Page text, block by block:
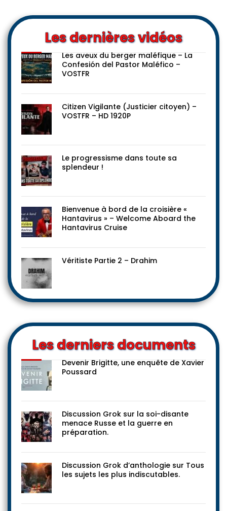
Les dernières vidéos
Les aveux du berger maléfique – La
Confesión del Pastor Maléfico –
VOSTFR
Citizen Vigilante (Justicier citoyen) –
VOSTFR – HD 1920P
Le progressisme dans toute sa
splendeur !
Bienvenue à bord de la croisière «
Hantavirus » – Welcome Aboard the
Hantavirus Cruise
Véritiste Partie 2 – Drahim
Les derniers documents
Devenir Brigitte, une enquête de Xavier
Poussard
Discussion Grok sur la soi-disante
menace Russe et la guerre en
préparation.
Discussion Grok d’anthologie sur Tous
les sujets les plus indiscutables.